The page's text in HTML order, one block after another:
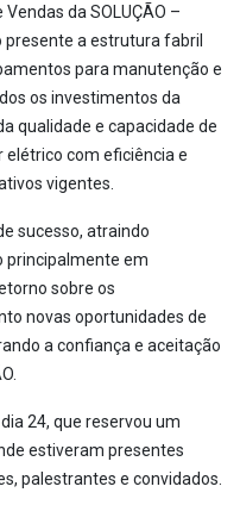
da SOLUÇÃO –
presente a estrutura fabril
para manutenção e
os investimentos da
qualidade e capacidade de
com eficiência e
vigentes.
sucesso, atraindo
principalmente em
sobre os
novas oportunidades de
a confiança e aceitação
24, que reservou um
estiveram presentes
palestrantes e convidados.